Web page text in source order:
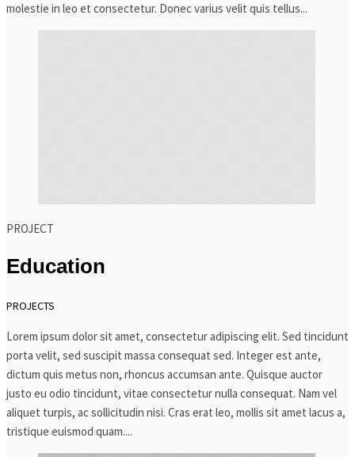
molestie in leo et consectetur. Donec varius velit quis tellus...
PROJECT
Education
PROJECTS
Lorem ipsum dolor sit amet, consectetur adipiscing elit. Sed tincidunt
porta velit, sed suscipit massa consequat sed. Integer est ante,
dictum quis metus non, rhoncus accumsan ante. Quisque auctor
justo eu odio tincidunt, vitae consectetur nulla consequat. Nam vel
aliquet turpis, ac sollicitudin nisi. Cras erat leo, mollis sit amet lacus a,
tristique euismod quam....